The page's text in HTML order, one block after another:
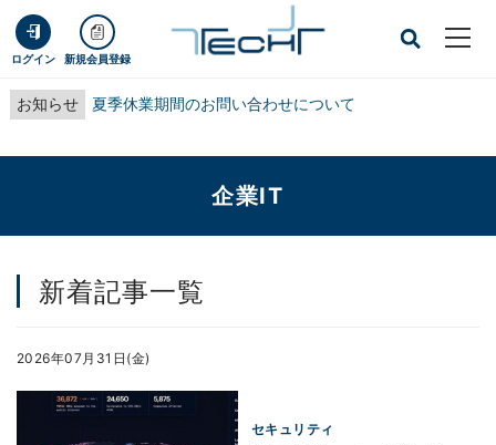
ログイン 新規会員登録
お知らせ 夏季休業期間のお問い合わせについて
企業IT
新着記事一覧
2026年07月31日(金)
セキュリティ